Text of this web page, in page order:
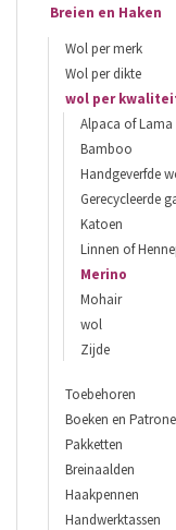
Breien en Haken
Wol per merk
Wol per dikte
wol per
Alpaca of Lama
Bamboo
Handgeverfde
Gerecycleerde
Katoen
Linnen of
Merino
Mohair
wol
Zijde
Toebehoren
Boeken en
Pakketten
Breinaalden
Haakpennen
Handwerktassen